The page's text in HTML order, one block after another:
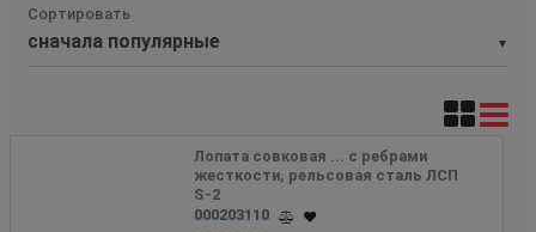
▼
Сортировать
Лопата совковая ... с ребрами
жесткости, рельсовая сталь ЛСП
S-2
000203110